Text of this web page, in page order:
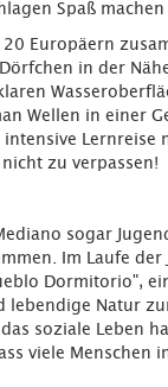
Spaß
Europäern
in der
Wellen in einer
intensive
zu verpassen!
sogar
Im Laufe der
Dormitorio",
lebendige Natur
soziale Leben
viele Menschen